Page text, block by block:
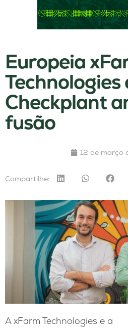
Europeia
Technologies
Checkplant
fusão
12 de março
Compartilhe:
A xFarm Technologies e a